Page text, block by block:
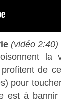
(vidéo 2:40)
de
pour
est à